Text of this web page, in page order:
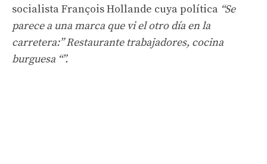
socialista François Hollande cuya política “Se
parece a una marca que vi el otro día en la
carretera:” Restaurante trabajadores, cocina
burguesa “”.